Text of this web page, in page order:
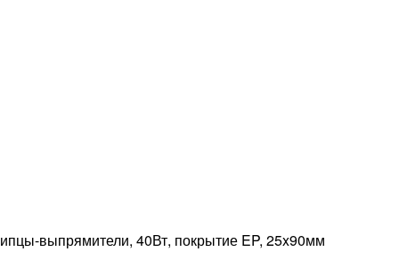
выпрямители, 40Вт, покрытие EP, 25x90мм